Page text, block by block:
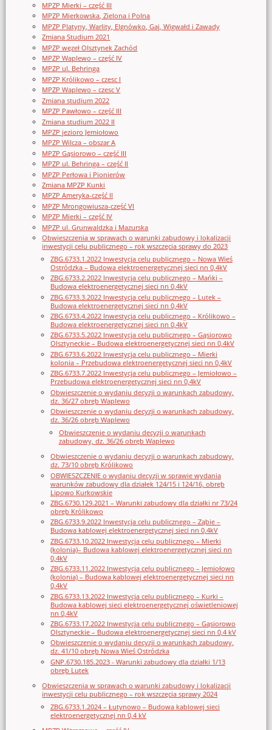
MPZP Mierki – część III
MPZP Mierkowska, Zielona i Polna
MPZP Platyny, Warlity, Elgnówko, Gaj, Wigwałd i Zawady
Zmiana Studium 2021
MPZP węzeł Olsztynek Zachód
MPZP Waplewo – część IV
MPZP ul. Behringa
MPZP Królikowo – czesc I
MPZP Waplewo – czesc V
Zmiana studium 2022
MPZP Pawłowo – część III
Zmiana studium 2022 II
MPZP jezioro Jemiołowo
MPZP Wilcza – obszar A
MPZP Gąsiorowo – część III
MPZP ul. Behringa – część II
MPZP Perłowa i Pionierów
Zmiana MPZP Kunki
MPZP Ameryka-część II
MPZP Mrongowiusza-część VI
MPZP Mierki – część IV
MPZP ul. Grunwaldzka i Mazurska
Obwieszczenia w sprawach o warunki zabudowy i lokalizacji
inwestycji celu publicznego – rok wszczęcia sprawy do 2023
ZBG.6733.1.2022 Inwestycja celu publicznego – Nowa Wieś
Ostródzka – Budowa elektroenergetycznej sieci nn 0,4kV
ZBG.6733.2.2022 Inwestycja celu publicznego – Mańki –
Budowa elektroenergetycznej sieci nn 0,4kV
ZBG.6733.3.2022 Inwestycja celu publicznego – Lutek –
Budowa elektroenergetycznej sieci nn 0,4kV
ZBG.6733.4.2022 Inwestycja celu publicznego – Królikowo –
Budowa elektroenergetycznej sieci nn 0,4kV
ZBG.6733.5.2022 Inwestycja celu publicznego – Gąsiorowo
Olsztyneckie – Budowa elektroenergetycznej sieci nn 0,4kV
ZBG.6733.6.2022 Inwestycja celu publicznego – Mierki
kolonia – Przebudowa elektroenergetycznej sieci nn 0,4kV
ZBG.6733.7.2022 Inwestycja celu publicznego – Jemiołowo –
Przebudowa elektroenergetycznej sieci nn 0,4kV
Obwieszczenie o wydaniu decyzji o warunkach zabudowy,
dz. 36/27 obręb Waplewo
Obwieszczenie o wydaniu decyzji o warunkach zabudowy,
dz. 36/26 obręb Waplewo
Obwieszczenie o wydaniu decyzji o warunkach
zabudowy, dz. 36/26 obręb Waplewo
Obwieszczenie o wydaniu decyzji o warunkach zabudowy,
dz. 73/10 obręb Królikowo
OBWIESZCZENIE o wydaniu decyzji w sprawie wydania
warunków zabudowy dla działek 124/15 i 124/16, obręb
Lipowo Kurkowskie
ZBG.6730.129.2021 – Warunki zabudowy dla działki nr 73/24
obręb Królikowo
ZBG.6733.9.2022 Inwestycja celu publicznego – Ząbie –
Budowa kablowej elektroenergetycznej sieci nn 0,4kV
ZBG.6733.10.2022 Inwestycja celu publicznego – Mierki
(kolonia)– Budowa kablowej elektroenergetycznej sieci nn
0,4kV
ZBG.6733.11.2022 Inwestycja celu publicznego – Jemiołowo
(kolonia) – Budowa kablowej elektroenergetycznej sieci nn
0,4kV
ZBG.6733.13.2022 Inwestycja celu publicznego – Kurki –
Budowa kablowej sieci elektroenergetycznej oświetleniowej
nn 0,4kV
ZBG.6733.17.2022 Inwestycja celu publicznego – Gąsiorowo
Olsztyneckie – Budowa elektroenergetycznej sieci nn 0,4 kV
Obwieszczenie o wydaniu decyzji o warunkach zabudowy,
dz. 41/10 obręb Nowa Wieś Ostródzka
GNP.6730.185.2023 - Warunki zabudowy dla działki 1/13
obręb Lutek
Obwieszczenia w sprawach o warunki zabudowy i lokalizacji
inwestycji celu publicznego – rok wszczęcia sprawy 2024
ZBG.6733.1.2024 – Łutynowo – Budowa kablowej sieci
elektroenergetycznej nn 0,4 kV